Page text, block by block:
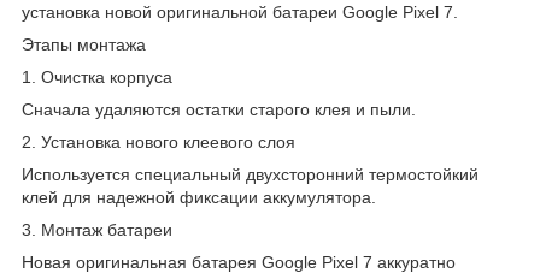
установка новой оригинальной батареи Google Pixel 7.
Этапы монтажа
1. Очистка корпуса
Сначала удаляются остатки старого клея и пыли.
2. Установка нового клеевого слоя
Используется специальный двухсторонний термостойкий
клей для надежной фиксации аккумулятора.
3. Монтаж батареи
Новая оригинальная батарея Google Pixel 7 аккуратно